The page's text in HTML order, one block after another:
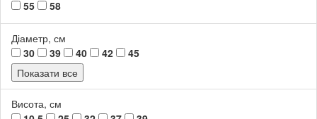
55
58
Діаметр, см
30
39 40 42
45
Показати все
Висота, см